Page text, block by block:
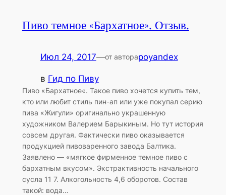
Пиво темное «Бархатное». Отзыв.
Июл 24, 2017—от автораpoyandex
в Гид по Пиву
Пиво «Бархатное«. Такое пиво хочется купить тем,
кто или любит стиль пин-ап или уже покупал серию
пива «Жигули» оригинально украшенную
художником Валерием Барыкиным. Но тут история
совсем другая. Фактически пиво оказывается
продукцией пивоваренного завода Балтика.
Заявлено — «мягкое фирменное темное пиво с
бархатным вкусом». Экстрактивность начального
сусла 11 7. Алкогольность 4,6 оборотов. Состав
такой: вода…